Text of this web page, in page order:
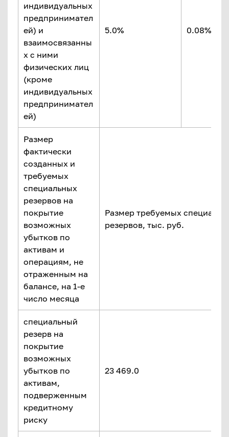
индивидуальных
предпринимател
ей) и
взаимосвязанны
х с ними
физических лиц
(кроме
индивидуальных
предпринимател
ей)
5.0% 0.08% НК
Размер
фактически
созданных и
требуемых
специальных
резервов на
покрытие
возможных
убытков по
активам и
операциям, не
отраженным на
балансе, на 1-е
число месяца
Размер требуемых
резервов, тыс. руб.
специальный
резерв на
покрытие
возможных
убытков по
активам,
подверженным
кредитному
риску
23 469.0